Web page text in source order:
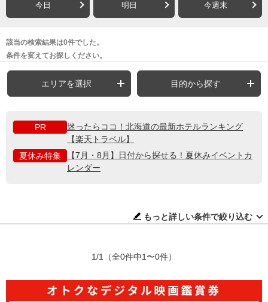
今日 明日 今週末
該当の検索結果は0件でした。
条件を変えてお探しください。
エリアを選択 目的から探す
PR
迷ったらココ！北海道の最新ホテルランキング
【楽天トラベル】
夏休み特集
【7月・8月】日付から探せる！夏休みイベントカ
レンダー
もっと詳しい条件で絞り込む
1/1 （全0件中1〜0件）